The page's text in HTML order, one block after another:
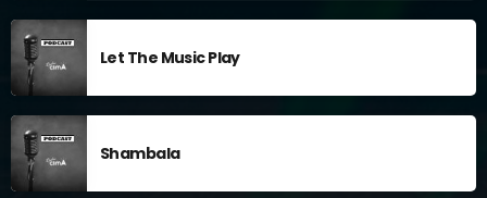
Let The Music Play
Shambala